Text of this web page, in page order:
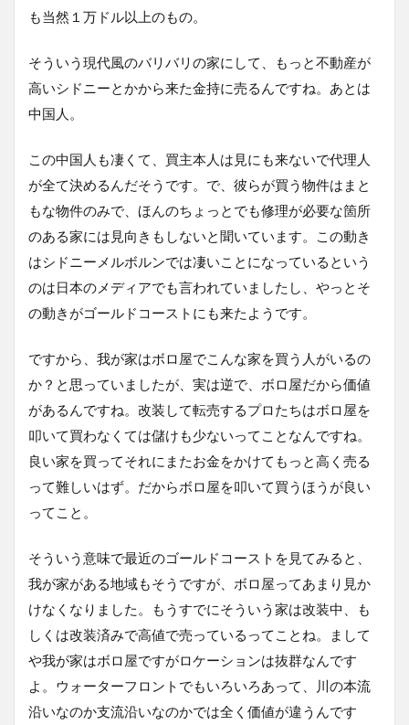
も当然１万ドル以上のもの。
そういう現代風のバリバリの家にして、もっと不動産が
高いシドニーとかから来た金持に売るんですね。あとは
中国人。
この中国人も凄くて、買主本人は見にも来ないで代理人
が全て決めるんだそうです。で、彼らが買う物件はまと
もな物件のみで、ほんのちょっとでも修理が必要な箇所
のある家には見向きもしないと聞いています。この動き
はシドニーメルボルンでは凄いことになっているという
のは日本のメディアでも言われていましたし、やっとそ
の動きがゴールドコーストにも来たようです。
ですから、我が家はボロ屋でこんな家を買う人がいるの
か？と思っていましたが、実は逆で、ボロ屋だから価値
があるんですね。改装して転売するプロたちはボロ屋を
叩いて買わなくては儲けも少ないってことなんですね。
良い家を買ってそれにまたお金をかけてもっと高く売る
って難しいはず。だからボロ屋を叩いて買うほうが良い
ってこと。
そういう意味で最近のゴールドコーストを見てみると、
我が家がある地域もそうですが、ボロ屋ってあまり見か
けなくなりました。もうすでにそういう家は改装中、も
しくは改装済みで高値で売っているってことね。まして
や我が家はボロ屋ですがロケーションは抜群なんです
よ。ウォーターフロントでもいろいろあって、川の本流
沿いなのか支流沿いなのかでは全く価値が違うんです